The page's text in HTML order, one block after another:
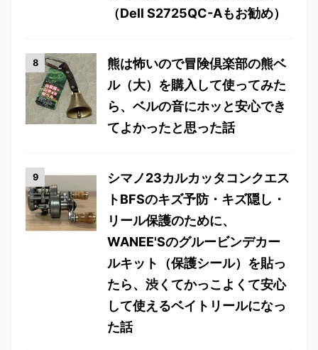
（Dell S2725QC-Aもお勧め）
熊は怖いので冒険倶楽部の熊ベ
ル（大）を購入して使ってみた
ら、ベルの音にホッと安心でき
てよかったと思った話
シマノ23カルカッタコンクエス
トBFSのキズ予防・キズ隠し・
リール保護のために、
WANEE'Sのグルービンデカー
ルキット（保護シール）を貼っ
たら、渋くてかっこよくて安心
して使えるベイトリールになっ
た話